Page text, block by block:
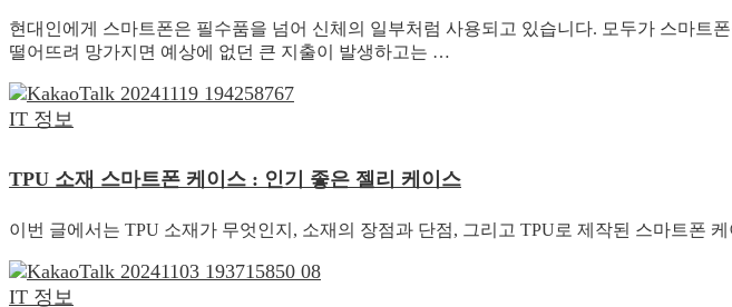
현대인에게 스마트폰은 필수품을 넘어 신체의 일부처럼 사용되고 있습니다. 모두가 스마
떨어뜨려 망가지면 예상에 없던 큰 지출이 발생하고는 …
IT 정보
TPU 소재 스마트폰 케이스 : 인기 좋은 젤리 케이스
이번 글에서는 TPU 소재가 무엇인지, 소재의 장점과 단점, 그리고 TPU로 제작된 스마트폰
IT 정보